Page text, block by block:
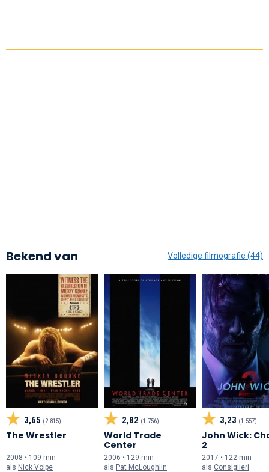
Bekend van Volledige filmografie (44)
3,65 (2.815)
The Wrestler
2008 • 109 min
als Nick Volpe
2,82 (1.756)
World Trade
Center
2006 • 129 min
als Pat McLoughlin
3,23 (1.557)
John Wick:
2
2017 • 122 min
als Consiglieri